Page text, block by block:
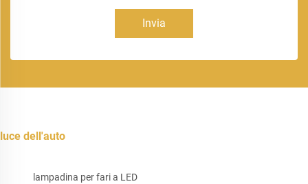
Invia
luce dell'auto
lampadina per fari a LED